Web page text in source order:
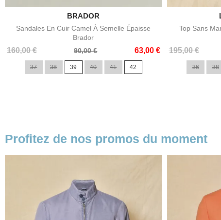
Aperçu rapide
BRADOR
Sandales En Cuir Camel À Semelle Épaisse
Brador
160,00 €
Prix
90,00 € 63,00 €
Prix
37 38 39 40 41 42
Top Sans
195,00 €
Prix
Prix
36 38
Profitez de nos promos du moment